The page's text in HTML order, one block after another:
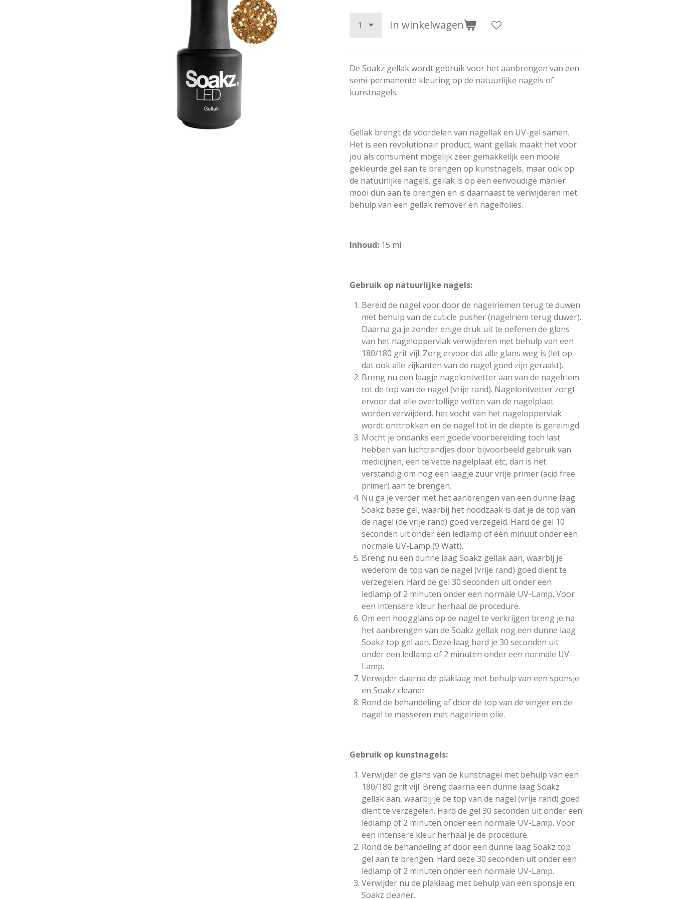
In winkelwagen
De Soakz gellak wordt gebruik voor het aanbrengen van een
semi-permanente kleuring op de natuurlijke nagels of
kunstnagels.
Gellak brengt de voordelen van nagellak en UV-gel samen.
Het is een revolutionair product, want gellak maakt het voor
jou als consument mogelijk zeer gemakkelijk een mooie
gekleurde gel aan te brengen op kunstnagels, maar ook op
de natuurlijke nagels. gellak is op een eenvoudige manier
mooi dun aan te brengen en is daarnaast te verwijderen met
behulp van een gellak remover en nagelfolies.
Inhoud: 15 ml
Gebruik op natuurlijke nagels:
Bereid de nagel voor door de nagelriemen terug te duwen
met behulp van de cuticle pusher (nagelriem terug duwer).
Daarna ga je zonder enige druk uit te oefenen de glans
van het nageloppervlak verwijderen met behulp van een
180/180 grit vijl. Zorg ervoor dat alle glans weg is (let op
dat ook alle zijkanten van de nagel goed zijn geraakt).
Breng nu een laagje nagelontvetter aan van de nagelriem
tot de top van de nagel (vrije rand). Nagelontvetter zorgt
ervoor dat alle overtollige vetten van de nagelplaat
worden verwijderd, het vocht van het nageloppervlak
wordt onttrokken en de nagel tot in de diepte is gereinigd.
Mocht je ondanks een goede voorbereiding toch last
hebben van luchtrandjes door bijvoorbeeld gebruik van
medicijnen, een te vette nagelplaat etc, dan is het
verstandig om nog een laagje zuur vrije primer (acid free
primer) aan te brengen.
Nu ga je verder met het aanbrengen van een dunne laag
Soakz base gel, waarbij het noodzaak is dat je de top van
de nagel (de vrije rand) goed verzegeld. Hard de gel 10
seconden uit onder een ledlamp of één minuut onder een
normale UV-Lamp (9 Watt).
Breng nu een dunne laag Soakz gellak aan, waarbij je
wederom de top van de nagel (vrije rand) goed dient te
verzegelen. Hard de gel 30 seconden uit onder een
ledlamp of 2 minuten onder een normale UV-Lamp. Voor
een intensere kleur herhaal de procedure.
Om een hoogglans op de nagel te verkrijgen breng je na
het aanbrengen van de Soakz gellak nog een dunne laag
Soakz top gel aan. Deze laag hard je 30 seconden uit
onder een ledlamp of 2 minuten onder een normale UV-
Lamp.
Verwijder daarna de plaklaag met behulp van een sponsje
en Soakz cleaner.
Rond de behandeling af door de top van de vinger en de
nagel te masseren met nagelriem olie.
Gebruik op kunstnagels:
Verwijder de glans van de kunstnagel met behulp van een
180/180 grit vijl. Breng daarna een dunne laag Soakz
gellak aan, waarbij je de top van de nagel (vrije rand) goed
dient te verzegelen. Hard de gel 30 seconden uit onder een
ledlamp of 2 minuten onder een normale UV-Lamp. Voor
een intensere kleur herhaal je de procedure.
Rond de behandeling af door een dunne laag Soakz top
gel aan te brengen. Hard deze 30 seconden uit onder een
ledlamp of 2 minuten onder een normale UV-Lamp.
Verwijder nu de plaklaag met behulp van een sponsje en
Soakz cleaner.